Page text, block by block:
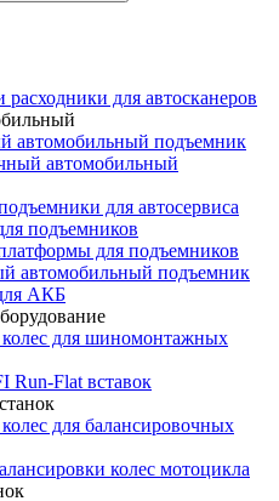
расходники для автосканеров
автомобильный подъемник
автомобильный
для автосервиса
подъемников
для подъемников
автомобильный подъемник
АКБ
для шиномонтажных
Run-Flat вставок
для балансировочных
колес мотоцикла